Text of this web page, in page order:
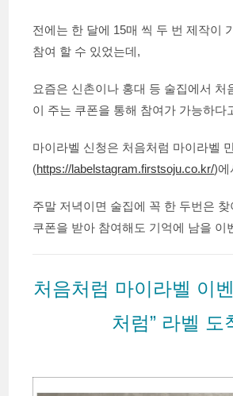
전에는 한 달에 15매 씩 두 번 제작이
참여 할 수 있었는데,
요즘은 신촌이나 홍대 등 술집에서 처
이 주는 쿠폰을 통해 참여가 가능하다
마이라벨 신청은 처음처럼 마이라벨
(https://labelstagram.firstsoju.co.kr/)에
주말 저녁이면 술집에 꼭 한 두번은
쿠폰을 받아 참여해도 기억에 남을 이
처음처럼 마이라벨 이
처럼” 라벨 도